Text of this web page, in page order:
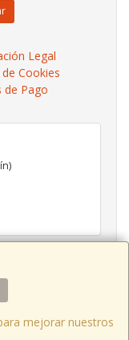
mejorar nuestros
Legal
Cookies
de Pago
a 20:00.